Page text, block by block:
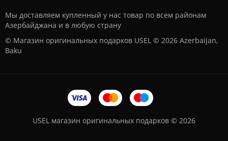
Мы доставляем купленный у нас товар по всем районам
Азербайджана и в любую страну
© Магазин оригинальных подарков USEL © 2026 Azerbaijan,
Baku
USEL магазин оригинальных подарков © 2026